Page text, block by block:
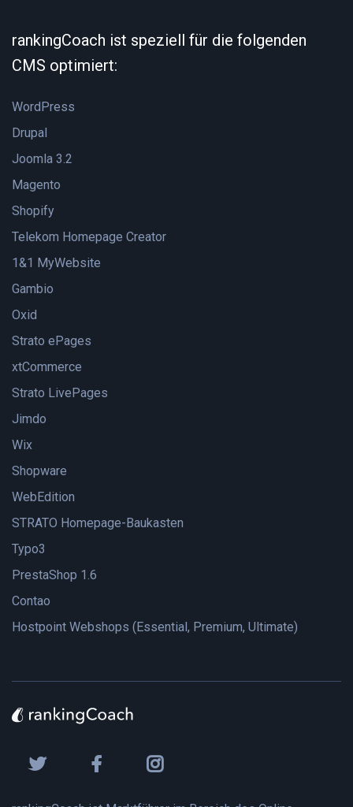
rankingCoach ist speziell für die folgenden
CMS optimiert:
WordPress
Drupal
Joomla 3.2
Magento
Shopify
Telekom Homepage Creator
1&1 MyWebsite
Gambio
Oxid
Strato ePages
xtCommerce
Strato LivePages
Jimdo
Wix
Shopware
WebEdition
STRATO Homepage-Baukasten
Typo3
PrestaShop 1.6
Contao
Hostpoint Webshops (Essential, Premium, Ultimate)